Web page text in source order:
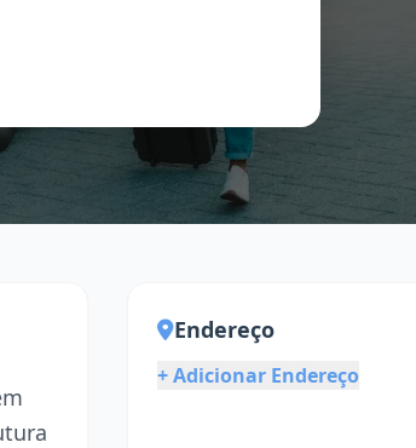
Endereço
+ Adicionar Endereço